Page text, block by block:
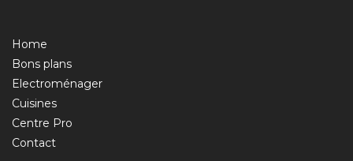
Home
Bons plans
Electroménager
Cuisines
Centre Pro
Contact